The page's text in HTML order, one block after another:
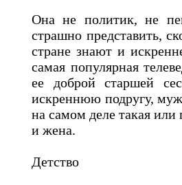
Она не политик, не
страшно представить,
стране знают и
самая популярная
ее доброй старшей
искреннюю подругу,
на самом деле такая или
и жена.
Детство